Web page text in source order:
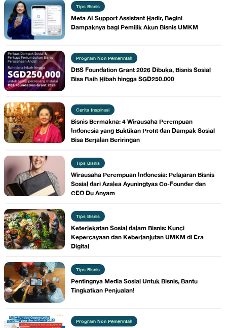
Tips Bisnis
Meta AI Support Assistant Hadir, Begini
Dampaknya bagi Pemilik Akun Bisnis UMKM
Program Non Pemerintah
DBS Foundation Grant 2026 Dibuka, Bisnis Sosial
Bisa Raih Hibah hingga SGD250.000
Cerita Inspirasi
Bisnis Bermakna: 4 Wirausaha Perempuan
Indonesia yang Buktikan Profit dan Dampak Sosial
Bisa Berjalan Beriringan
Tips Bisnis
Wirausaha Perempuan Indonesia: Pelajaran Bisnis
Sosial dari Azalea Ayuningtyas Co-Founder dan
CEO Du Anyam
Tips Bisnis
Keterlekatan Sosial dalam Bisnis: Kunci
Kepercayaan dan Keberlanjutan UMKM di Era
Digital
Tips Bisnis
Pentingnya Media Sosial Untuk Bisnis, Bantu
Tingkatkan Penjualan!
Program Non Pemerintah